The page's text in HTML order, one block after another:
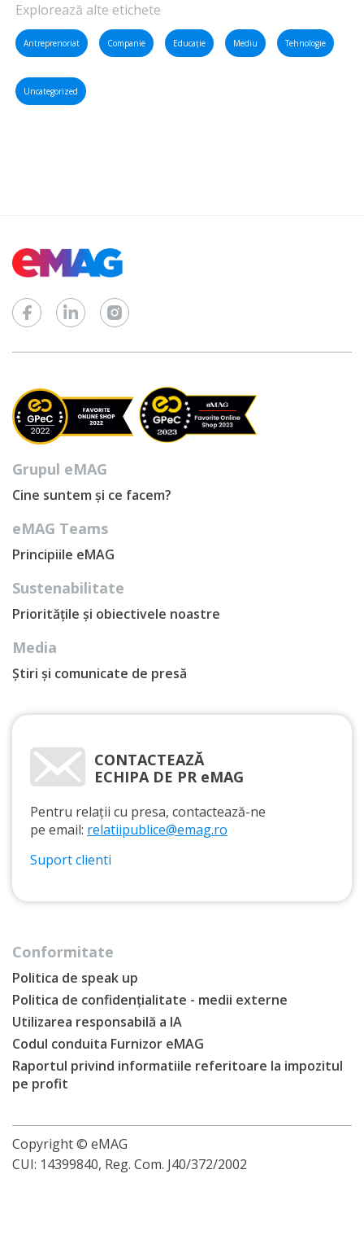
Explorează alte etichete
Antreprenoriat Companie Educație Mediu Tehnologie
Uncategorized
Grupul eMAG
Cine suntem și ce facem?
eMAG Teams
Principiile eMAG
Sustenabilitate
Prioritățile și obiectivele noastre
Media
Știri și comunicate de presă
CONTACTEAZĂ
ECHIPA DE PR eMAG
Pentru relații cu presa, contactează-ne
pe email: relatiipublice@emag.ro
Suport clienti
Conformitate
Politica de speak up
Politica de confidențialitate - medii externe
Utilizarea responsabilă a IA
Codul conduita Furnizor eMAG
Raportul privind informatiile referitoare la impozitul
pe profit
Copyright © eMAG
CUI: 14399840, Reg. Com. J40/372/2002